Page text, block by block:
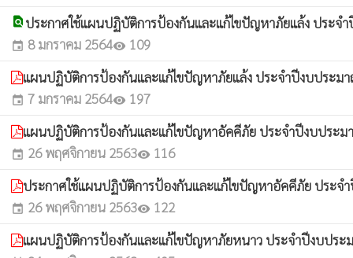
find_in_page ประกาศใช้แผนปฏิบัติการป้องกันและแก้ไขปัญหาภัยแล้ง ประจ
event 8 มกราคม 2564visibility 109
แผนปฏิบัติการป้องกันและแก้ไขปัญหาภัยแล้ง ประจำปีงบประม
event 7 มกราคม 2564visibility 197
แผนปฏิบัติการป้องกันและแก้ไขปัญหาอัคคีภัย ประจำปีงบประ
event 26 พฤศจิกายน 2563visibility 116
ประกาศใช้แผนปฏิบัติการป้องกันและแก้ไขปัญหาอัคคีภัย ประ
event 26 พฤศจิกายน 2563visibility 122
แผนปฏิบัติการป้องกันและแก้ไขปัญหาภัยหนาว ประจำปีงบปร